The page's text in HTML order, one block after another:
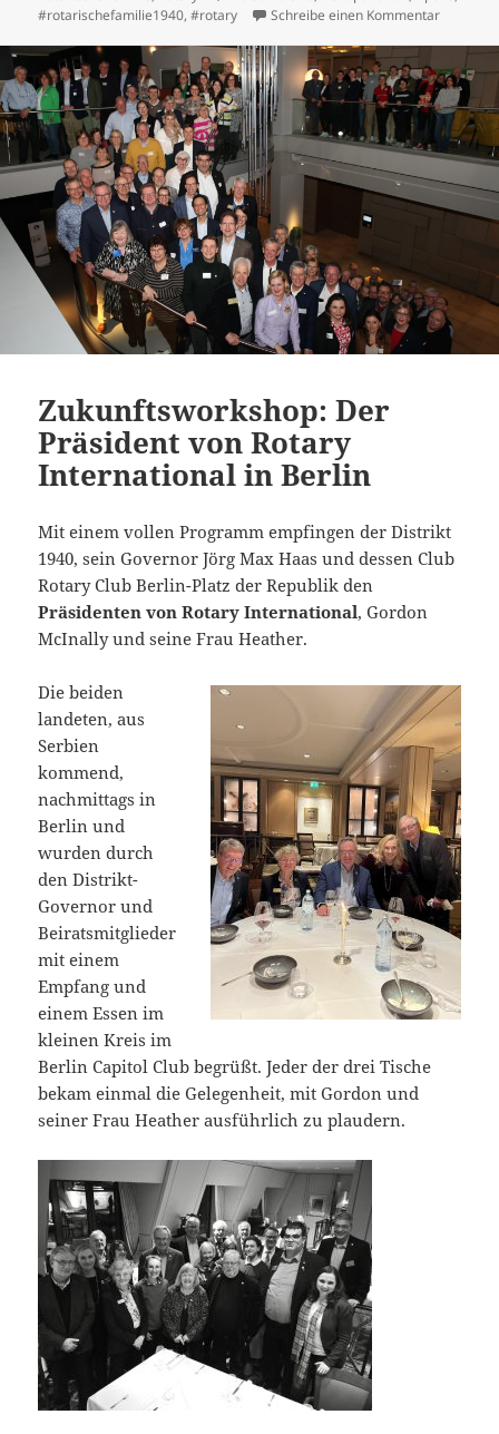
#rotarischefamilie1940,#rotary Schreibe einen Kommentarzu
Zukunftsworkshop: Der
Präsident von Rotary
International in Berlin
Mit einem vollen Programm empfingen der Distrikt
1940, sein Governor Jörg Max Haas und dessen Club
Rotary Club Berlin-Platz der Republik den
Präsidenten von Rotary International, Gordon
McInally und seine Frau Heather.
Die beiden
landeten, aus
Serbien
kommend,
nachmittags in
Berlin und
wurden durch
den Distrikt-
Governor und
Beiratsmitglieder
mit einem
Empfang und
einem Essen im
kleinen Kreis im
Berlin Capitol Club begrüßt. Jeder der drei Tische
bekam einmal die Gelegenheit, mit Gordon und
seiner Frau Heather ausführlich zu plaudern.